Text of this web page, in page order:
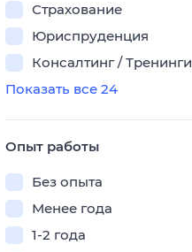
Страхование
Юриспруденция
Консалтинг / Тренинги
Показать все 24
Опыт работы
Без опыта
Менее года
1-2 года